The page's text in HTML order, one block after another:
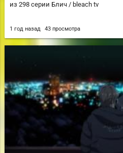
из 298 серии Блич / bleach tv
1 год назад 43 просмотра